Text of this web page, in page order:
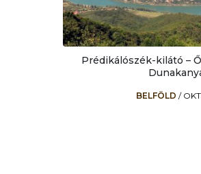
Prédikálószék-kilátó –
BELFÖLD/